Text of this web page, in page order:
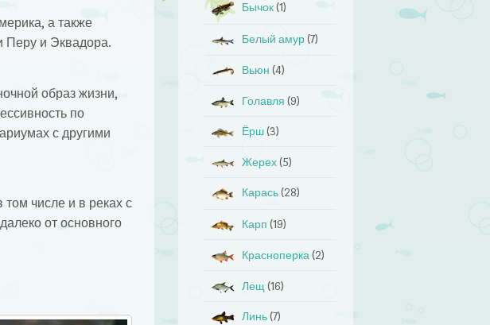
а также
Перу и Эквадора.
образ жизни,
по
с другими
числе и в реках с
от основного
Бычок (1)
Белый амур (7)
Вьюн (4)
Голавля (9)
Ёрш (3)
Жерех (5)
Карась (28)
Карп (19)
Красноперка (2)
Лещ (16)
Линь (7)